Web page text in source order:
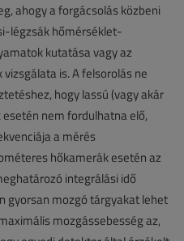
ahogy a forgácsolás közbeni
légzsák hőmérséklet-
kutatása vagy az
is. A felsorolás ne
hogy lassú (vagy akár
nem fordulhatna elő,
a mérés
hőkamerák esetén az
integrálási idő
gyorsan mozgó tárgyakat lehet
mozgássebesség az,